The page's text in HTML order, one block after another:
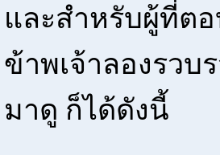
และสำหรับผู้ที่ต
ข้าพเจ้าลองรวบ
มาดู ก็ได้ดังนี้